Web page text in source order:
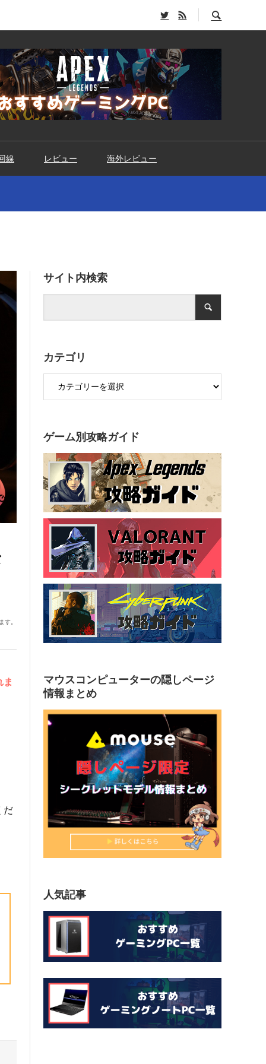
線 レビュー 海外レビュー
す。
ま
だ
サイト内検索
カテゴリ
ゲーム別攻略ガイド
マウスコンピューターの隠しページ
情報まとめ
人気記事